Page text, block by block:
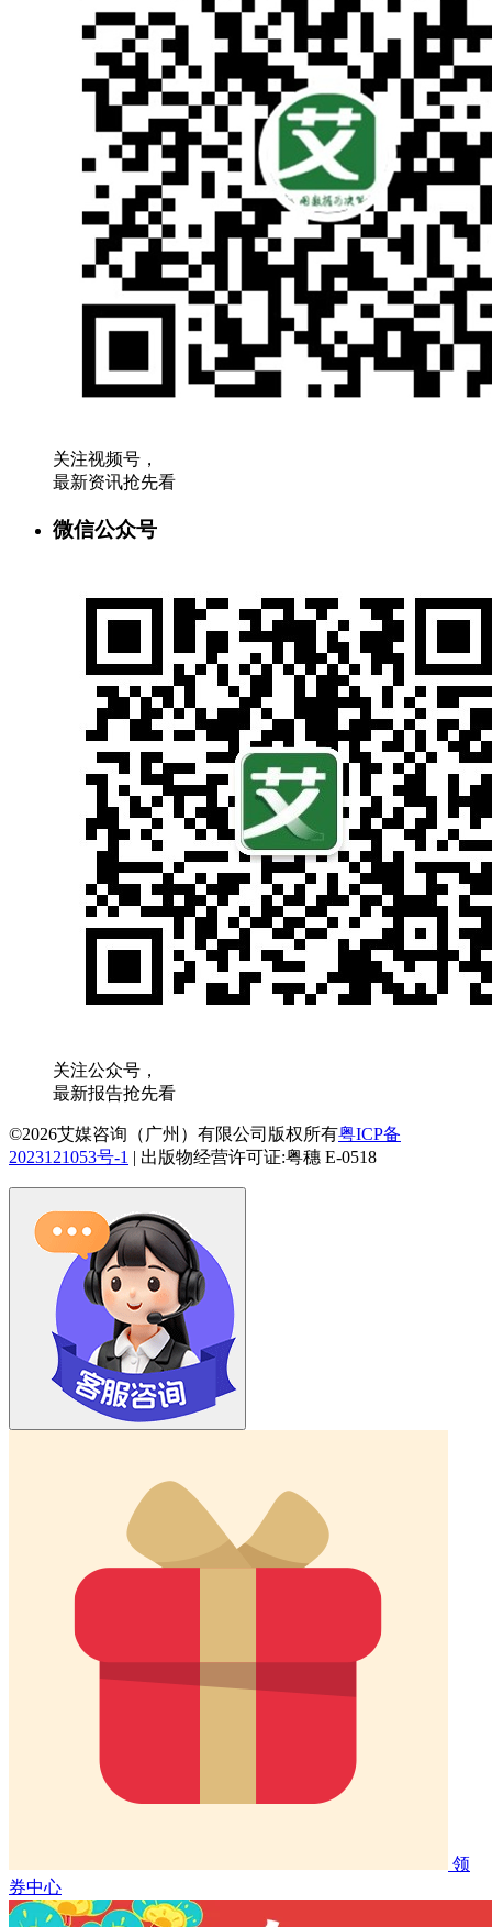
关注视频号，
最新资讯抢先看
微信公众号
关注公众号，
最新报告抢先看
©2026艾媒咨询（广州）有限公司版权所有粤ICP备
2023121053号-1 | 出版物经营许可证:粤穗 E-0518
领
券中心